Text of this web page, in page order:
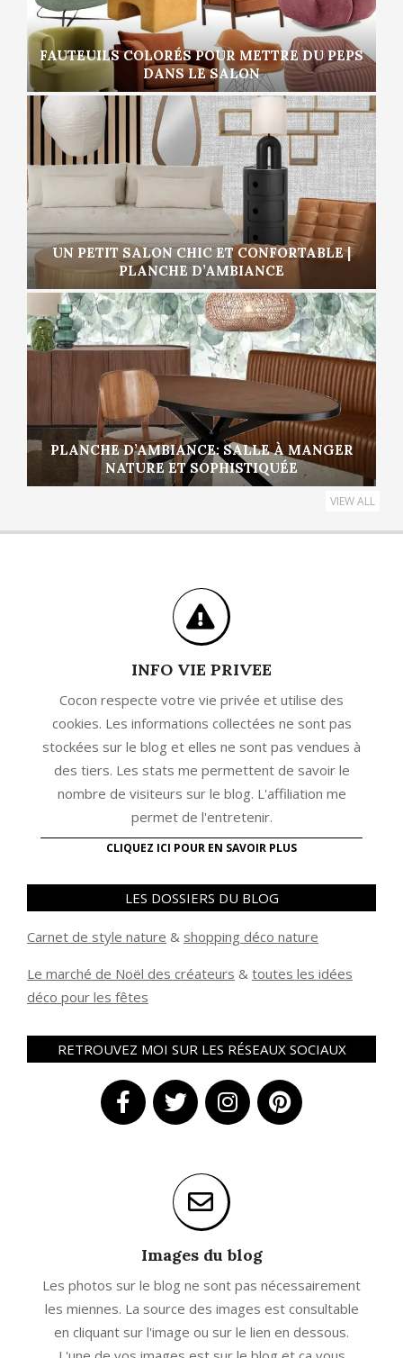
FAUTEUILS COLORÉS POUR METTRE DU PEPS
DANS LE SALON
UN PETIT SALON CHIC ET CONFORTABLE |
PLANCHE D’AMBIANCE
PLANCHE D’AMBIANCE: SALLE À MANGER
NATURE ET SOPHISTIQUÉE
VIEW ALL
INFO VIE PRIVEE
Cocon respecte votre vie privée et utilise des
cookies. Les informations collectées ne sont pas
stockées sur le blog et elles ne sont pas vendues à
des tiers. Les stats me permettent de savoir le
nombre de visiteurs sur le blog. L'affiliation me
permet de l'entretenir.
CLIQUEZ ICI POUR EN SAVOIR PLUS
LES DOSSIERS DU BLOG
Carnet de style nature & shopping déco nature
Le marché de Noël des créateurs & toutes les idées
déco pour les fêtes
RETROUVEZ MOI SUR LES RÉSEAUX SOCIAUX
Images du blog
Les photos sur le blog ne sont pas nécessairement
les miennes. La source des images est consultable
en cliquant sur l'image ou sur le lien en dessous.